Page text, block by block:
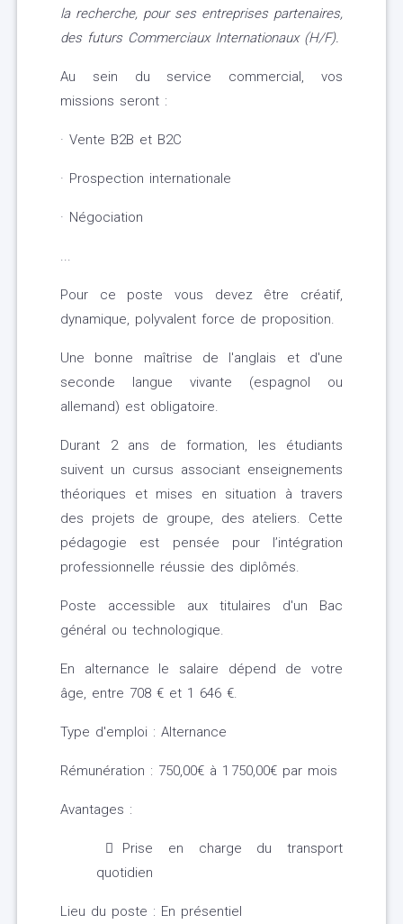
la recherche, pour ses entreprises partenaires,
des futurs Commerciaux Internationaux (H/F).
Au sein du service commercial, vos
missions seront :
· Vente B2B et B2C
· Prospection internationale
· Négociation
...
Pour ce poste vous devez être créatif,
dynamique, polyvalent force de proposition.
Une bonne maîtrise de l'anglais et d'une
seconde langue vivante (espagnol ou
allemand) est obligatoire.
Durant 2 ans de formation, les étudiants
suivent un cursus associant enseignements
théoriques et mises en situation à travers
des projets de groupe, des ateliers. Cette
pédagogie est pensée pour l’intégration
professionnelle réussie des diplômés.
Poste accessible aux titulaires d'un Bac
général ou technologique.
En alternance le salaire dépend de votre
âge, entre 708 € et 1 646 €.
Type d'emploi : Alternance
Rémunération : 750,00€ à 1 750,00€ par mois
Avantages :
Prise en charge du transport
quotidien
Lieu du poste : En présentiel